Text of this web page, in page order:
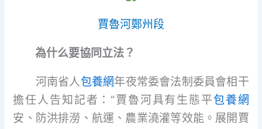
賈魯河鄭州段
為什么要協同立法？
河南省人包養網年夜常委會法制委員會相干
擔任人告知記者：“賈魯河具有生態平包養網
安、防洪排澇、航運、農業澆灌等效能。展開賈